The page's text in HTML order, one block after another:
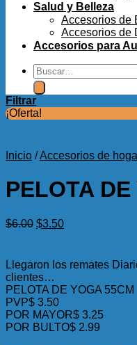
Salud y Belleza
Accesorios de
Accesorios de
Accesorios para
Buscar
por:
Filtrar
¡Oferta!
Inicio /Accesorios de
PELOTA
$6.00 El
era:
$6.00.
$3.50El
es:
Llegaron los remates
clientes…
PELOTA DE YOGA 55CM
PVP$ 3.50
POR MAYOR$ 3.25
POR BULTO$ 2.99